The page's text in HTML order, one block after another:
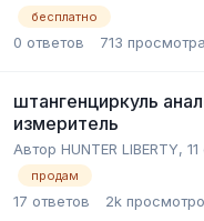
бесплатно
0 ответов 713 просмотра
штангенциркуль
измеритель
Автор HUNTER LIBERTY,
продам
17 ответов 2k